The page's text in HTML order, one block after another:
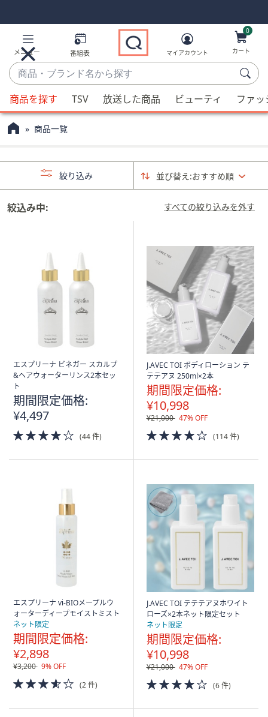
Links
Links2
メニュー 番組表
商
品・
ブ
ラ
ン
す
候
補
が
利
可
な
場
は
タ
ッ
チ
デ
バ
て
閲
覧
で
き
ま
マイアカウント
0
カート
商品を探す TSV 放送した商品 ビューティ ファ
商品一覧
並び替え:おすすめ順
絞り込み
すべての絞り込みを外す
絞込み中:
エスプリーナ ビネガー スカルプ
&ヘアウォーターリンス2本セッ
ト
期間限定価格:
¥4,497
4.0
of
(44 件)
J.AVEC TOI ボディローション テ
テテアヌ 250ml×2本
期間限定価格:
¥10,998
¥21,000 47% OFF
4.0
of
(114 件)
エスプリーナ vi-BIOメープルウ
ォーターディープモイストミスト
ネット限定
期間限定価格:
¥2,898
¥3,200 9% OFF
3.5
of
(2 件)
J.AVEC TOI テテテアヌホワイト
ローズ×2本ネット限定セット
ネット限定
期間限定価格:
¥10,998
¥21,000 47% OFF
4.0
of
(6 件)